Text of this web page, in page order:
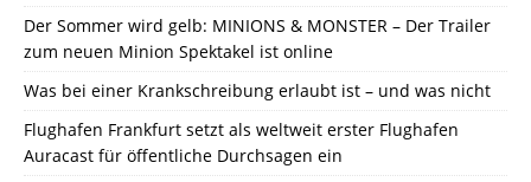
Der Sommer wird gelb: MINIONS & MONSTER – Der Trailer
zum neuen Minion Spektakel ist online
Was bei einer Krankschreibung erlaubt ist – und was nicht
Flughafen Frankfurt setzt als weltweit erster Flughafen
Auracast für öffentliche Durchsagen ein